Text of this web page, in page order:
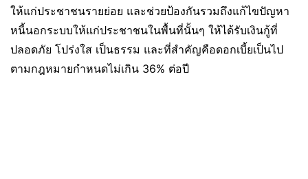
ให้แก่ประชาชนรายย่อย และช่วยป้องกันรวมถึงแก้ไขปัญหา
หนี้นอกระบบให้แก่ประชาชนในพื้นที่นั้นๆ ให้ได้รับเงินกู้ที่
ปลอดภัย โปร่งใส เป็นธรรม และที่สำคัญคือดอกเบี้ยเป็นไป
ตามกฎหมายกำหนดไม่เกิน 36% ต่อปี